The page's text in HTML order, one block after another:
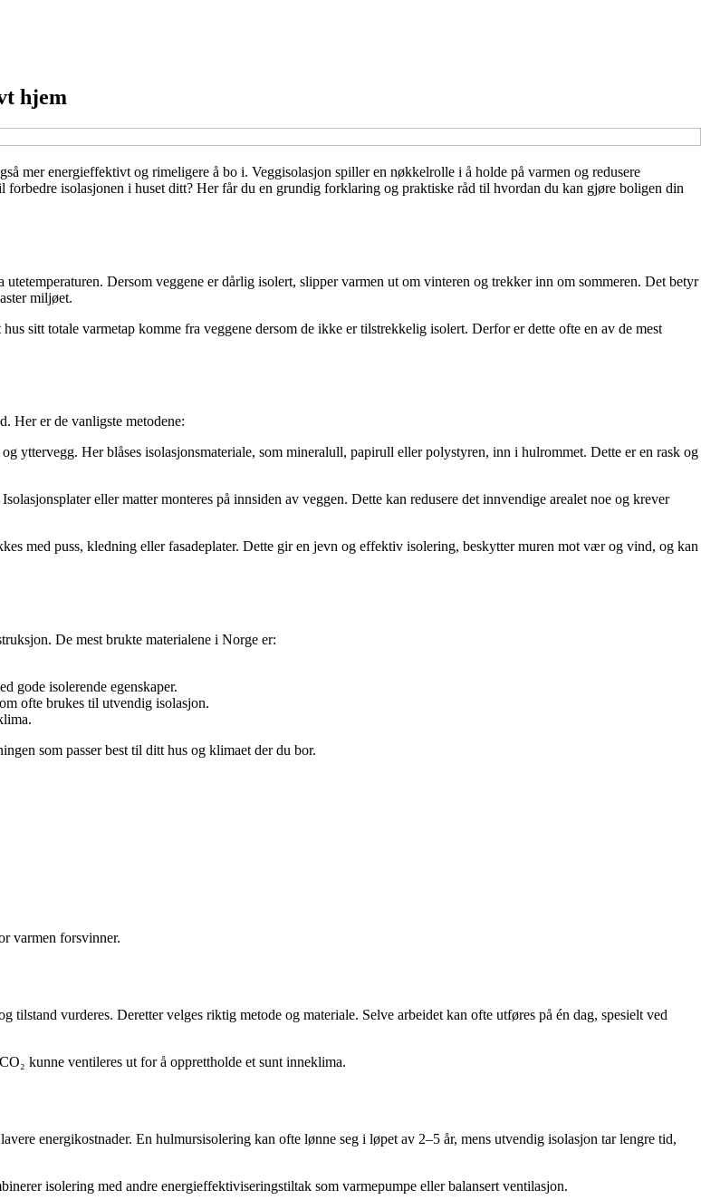
hjem
mer energieffektivt og rimeligere å bo i. Veggisolasjon spiller en nøkkelrolle i å holde på varmen og redusere
isolasjonen i huset ditt? Her får du en grundig forklaring og praktiske råd til hvordan du kan gjøre boligen din
Dersom veggene er dårlig isolert, slipper varmen ut om vinteren og trekker inn om sommeren. Det betyr
miljøet.
sitt totale varmetap komme fra veggene dersom de ikke er tilstrekkelig isolert. Derfor er dette ofte en av de mest
Her er de vanligste metodene:
yttervegg. Her blåses isolasjonsmateriale, som mineralull, papirull eller polystyren, inn i hulrommet. Dette er en rask og
eller matter monteres på innsiden av veggen. Dette kan redusere det innvendige arealet noe og krever
med puss, kledning eller fasadeplater. Dette gir en jevn og effektiv isolering, beskytter muren mot vær og vind, og kan
De mest brukte materialene i Norge er:
gode isolerende egenskaper.
ofte brukes til utvendig isolasjon.
som passer best til ditt hus og klimaet der du bor.
varmen forsvinner.
vurderes. Deretter velges riktig metode og materiale. Selve arbeidet kan ofte utføres på én dag, spesielt ved
kunne ventileres ut for å opprettholde et sunt inneklima.
energikostnader. En hulmursisolering kan ofte lønne seg i løpet av 2–5 år, mens utvendig isolasjon tar lengre tid,
isolering med andre energieffektiviseringstiltak som varmepumpe eller balansert ventilasjon.